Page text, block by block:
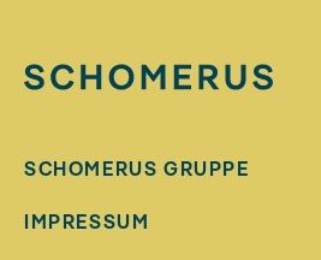
SCHOMERUS GRUPPE
IMPRESSUM